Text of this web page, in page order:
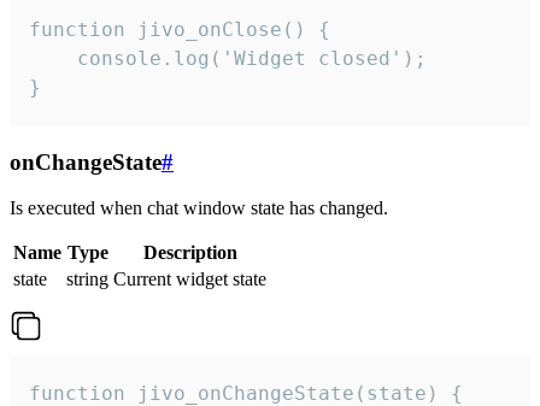
function jivo_onClose() {
    console.log('Widget closed');
}
onChangeState#
Is executed when chat window state has changed.
Name Type
Description
state
string Current widget state
function jivo_onChangeState(state) {